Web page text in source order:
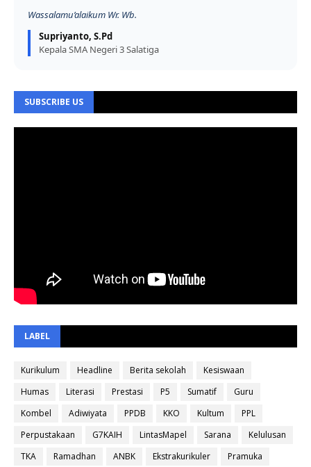
Wassalamu’alaikum Wr. Wb.
Supriyanto, S.Pd
Kepala SMA Negeri 3 Salatiga
SUBSCRIBE US
LABEL
Kurikulum Headline Berita sekolah
Kesiswaan
Humas
Literasi Prestasi P5 Sumatif
Guru
Kombel
Adiwiyata PPDB KKO Kultum
PPL
Perpustakaan
G7KAIH LintasMapel Sarana
Kelulusan
TKA
Ramadhan ANBK Ekstrakurikuler
Pramuka